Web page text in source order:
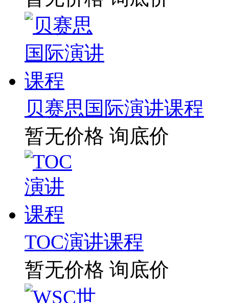
贝赛思国际演讲课程
暂无价格 询底价
TOC演讲课程
暂无价格 询底价